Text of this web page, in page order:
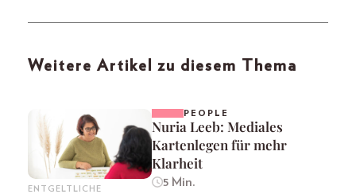
Weitere Artikel zu diesem Thema
ENTGELTLICHE
PEOPLE
Nuria Leeb: Mediales
Kartenlegen für mehr
Klarheit
5 Min.